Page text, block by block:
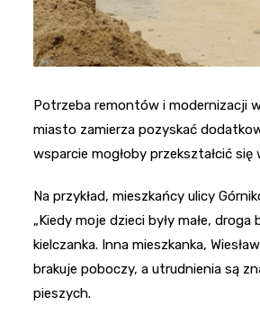
Potrzeba remontów i modernizacji
miasto zamierza pozyskać
wsparcie mogłoby przekształcić
Na przykład, mieszkańcy ulicy
„Kiedy moje dzieci były małe,
kielczanka. Inna mieszkanka,
brakuje poboczy, a utrudnienia są
pieszych.